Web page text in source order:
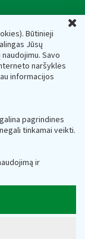
Būtinieji
Jūsų
Savo
naršyklės
informacijos
pagrindines
tinkamai veikti.
ir
el.paštas:
Lietuvos
Juridinių